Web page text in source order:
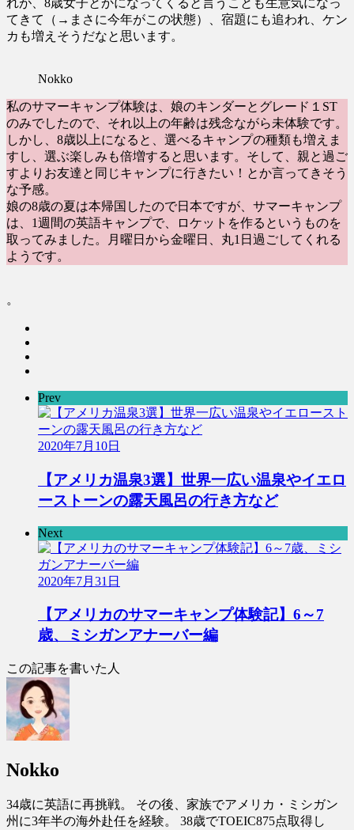
れが、8歳女子とかになってくると言うことも生意気になっ
てきて（→まさに今年がこの状態）、宿題にも追われ、ケン
カも増えそうだなと思います。
Nokko
私のサマーキャンプ体験は、娘のキンダーとグレード１ST
のみでしたので、それ以上の年齢は残念ながら未体験です。
しかし、8歳以上になると、選べるキャンプの種類も増えま
すし、選ぶ楽しみも倍増すると思います。そして、親と過ご
すよりお友達と同じキャンプに行きたい！とか言ってきそう
な予感。
娘の8歳の夏は本帰国したので日本ですが、サマーキャンプ
は、1週間の英語キャンプで、ロケットを作るというものを
取ってみました。月曜日から金曜日、丸1日過ごしてくれる
ようです。
。
Prev
2020年7月10日
【アメリカ温泉3選】世界一広い温泉やイエロ
ーストーンの露天風呂の行き方など
Next
2020年7月31日
【アメリカのサマーキャンプ体験記】6～7
歳、ミシガンアナーバー編
この記事を書いた人
Nokko
34歳に英語に再挑戦。 その後、家族でアメリカ・ミシガン
州に3年半の海外赴任を経験。 38歳でTOEIC875点取得し